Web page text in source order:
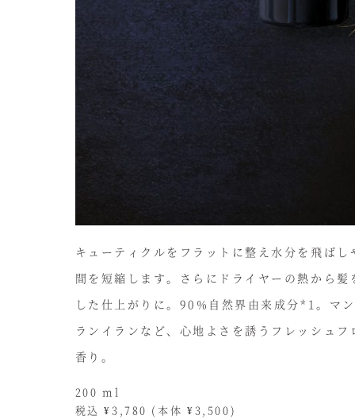
キューティクルをフラットに整え水分を飛ば
間を短縮します。さらにドライヤーの熱から
した仕上がりに。90%自然界由来成分*1。マ
ランイランなど、心地よさを誘うフレッシュ
香り。
200 ml
税込 ¥3,780 (本体 ¥3,500)